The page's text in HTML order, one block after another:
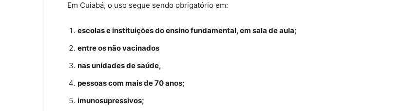
Em Cuiabá, o uso segue sendo obrigatório em:
escolas e instituições do ensino fundamental, em sala de aula;
entre os não vacinados
nas unidades de saúde,
pessoas com mais de 70 anos;
imunosupressivos;